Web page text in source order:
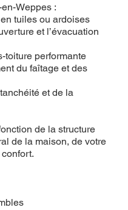
Weppes :
tuiles ou ardoises
et l’évacuation
toiture performante
du faîtage et des
et de la
de la structure
de la maison, de votre